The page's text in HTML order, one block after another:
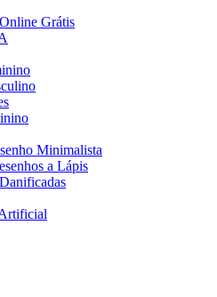
Grátis
Minimalista
a Lápis